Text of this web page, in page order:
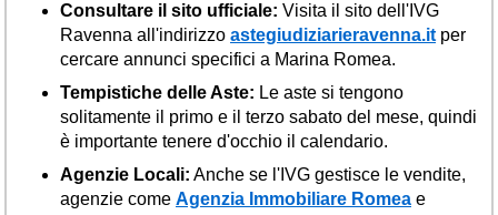
Consultare il sito ufficiale: Visita il sito dell'IVG
Ravenna all'indirizzo astegiudiziarieravenna.it per
cercare annunci specifici a Marina Romea.
Tempistiche delle Aste: Le aste si tengono
solitamente il primo e il terzo sabato del mese, quindi
è importante tenere d'occhio il calendario.
Agenzie Locali: Anche se l'IVG gestisce le vendite,
agenzie come Agenzia Immobiliare Romea e